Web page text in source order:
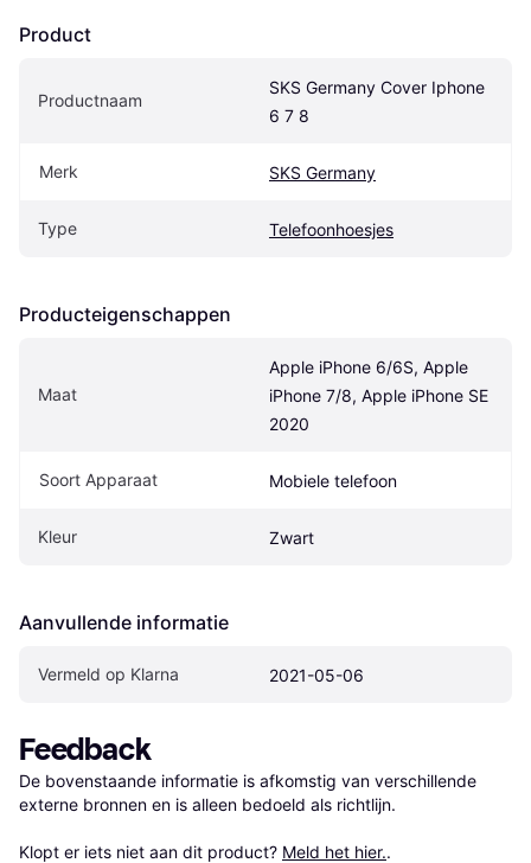
Product
Productnaam
SKS Germany Cover Iphone
6 7 8
Merk SKS Germany
Type Telefoonhoesjes
Producteigenschappen
Maat
Apple iPhone 6/6S, Apple
iPhone 7/8, Apple iPhone SE
2020
Soort Apparaat Mobiele telefoon
Kleur Zwart
Aanvullende informatie
Vermeld op Klarna 2021-05-06
Feedback
De bovenstaande informatie is afkomstig van verschillende
externe bronnen en is alleen bedoeld als richtlijn.
Klopt er iets niet aan dit product? Meld het hier..